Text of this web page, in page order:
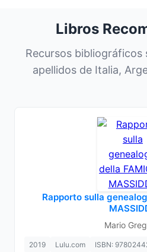
Libros
Recursos bibliográficos
apellidos de Italia,
Rapporto sulla
Mario
2019 Lulu.com ISBN: